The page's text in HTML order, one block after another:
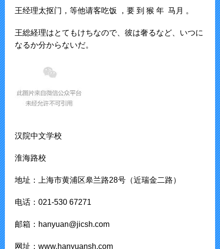
王经理太抠门，等他请客吃饭 ，要 到 猴 年 马月 。
王総経理はとてもけちなので、彼は奢るなど、いつに
なるか分からないだ。
汉院中文学校
淮海路校
地址：上海市黄浦区皋兰路28号（近瑞金二路）
电话：021-530 67271
邮箱：hanyuan@jicsh.com
网址：www.hanyuansh.com